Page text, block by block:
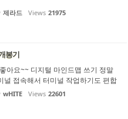
제라드 Views 21975
봉기
아요~~ 디지털 마인드맵 쓰기 정말
널 접속해서 터미널 작업하기도 편합
아이디어) 정리하기도 좋습니다. 집이
접속 잘 됩니다. (사무실은 테스트 전..)
wHITE Views 22601